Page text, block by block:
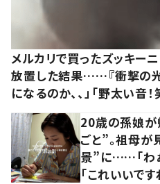
メルカリで買ったズッキー
放置した結果……『衝撃の
になるのか、、」「野太い音！
20歳の孫娘が
ごと”。祖母
景”に……「わぁ
「これいいです